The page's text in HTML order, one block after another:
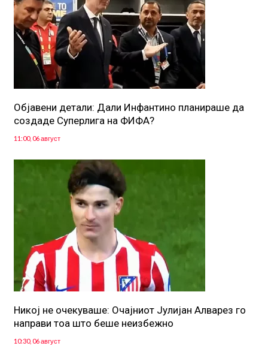
Објавени детали: Дали Инфантино планираше да
создаде Суперлига на ФИФА?
11:00, 06 август
Никој не очекуваше: Очајниот Јулијан Алварез го
направи тоа што беше неизбежно
10:30, 06 август